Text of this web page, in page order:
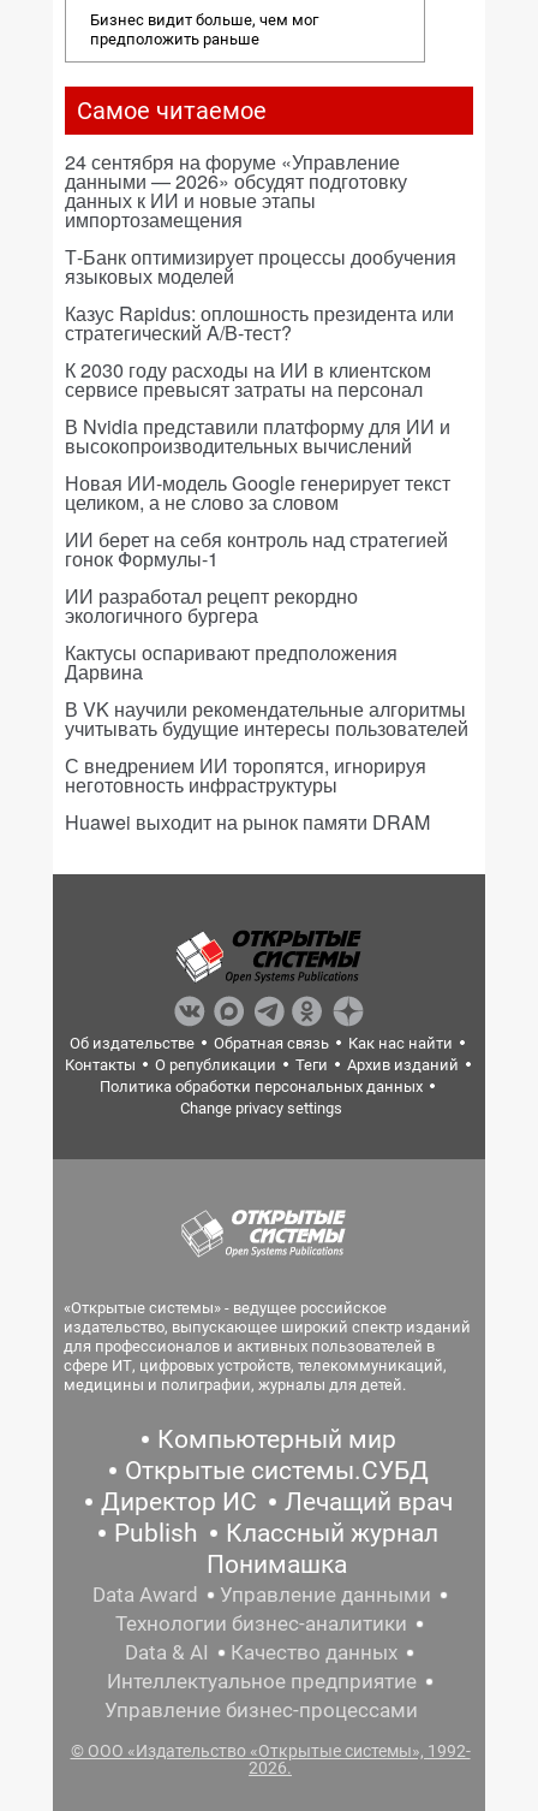
Бизнес видит больше, чем мог
предположить раньше
Самое читаемое
24 сентября на форуме «Управление
данными — 2026» обсудят подготовку
данных к ИИ и новые этапы
импортозамещения
Т-Банк оптимизирует процессы дообучения
языковых моделей
Казус Rapidus: оплошность президента или
стратегический A/B-тест?
К 2030 году расходы на ИИ в клиентском
сервисе превысят затраты на персонал
В Nvidia представили платформу для ИИ и
высокопроизводительных вычислений
Новая ИИ-модель Google генерирует текст
целиком, а не слово за словом
ИИ берет на себя контроль над стратегией
гонок Формулы-1
ИИ разработал рецепт рекордно
экологичного бургера
Кактусы оспаривают предположения
Дарвина
В VK научили рекомендательные алгоритмы
учитывать будущие интересы пользователей
С внедрением ИИ торопятся, игнорируя
неготовность инфраструктуры
Huawei выходит на рынок памяти DRAM
Об издательстве Обратная связь
Как нас найти
Контакты
О републикации Теги
Архив изданий
Политика обработки персональных данных
Change privacy settings
«Открытые системы» - ведущее российское
издательство, выпускающее широкий спектр изданий
для профессионалов и активных пользователей в
сфере ИТ, цифровых устройств, телекоммуникаций,
медицины и полиграфии, журналы для детей.
Компьютерный мир
Открытые системы.СУБД
Директор ИС
Лечащий врач
Publish
Классный журнал
Понимашка
Data Award
Управление данными
Технологии бизнес-аналитики
Data & AI
Качество данных
Интеллектуальное предприятие
Управление бизнес-процессами
© ООО «Издательство «Открытые системы», 1992-
2026.